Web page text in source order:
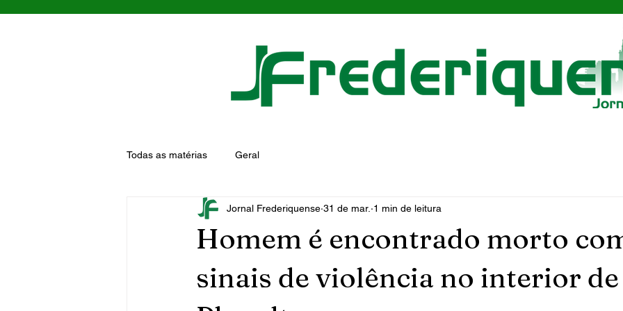
Todas as matérias Geral
Homem é encontrado morto
sinais de violência no interior de
Jornal Frederiquense 31 de mar. 1 min de leitura